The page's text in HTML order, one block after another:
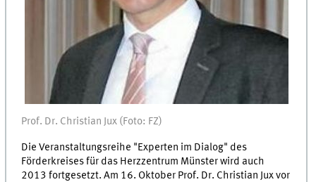
Prof. Dr. Christian Jux (Foto: FZ)
Die Veranstaltungsreihe "Experten im Dialog" des
Förderkreises für das Herzzentrum Münster wird auch
2013 fortgesetzt. Am 16. Oktober Prof. Dr. Christian Jux vor